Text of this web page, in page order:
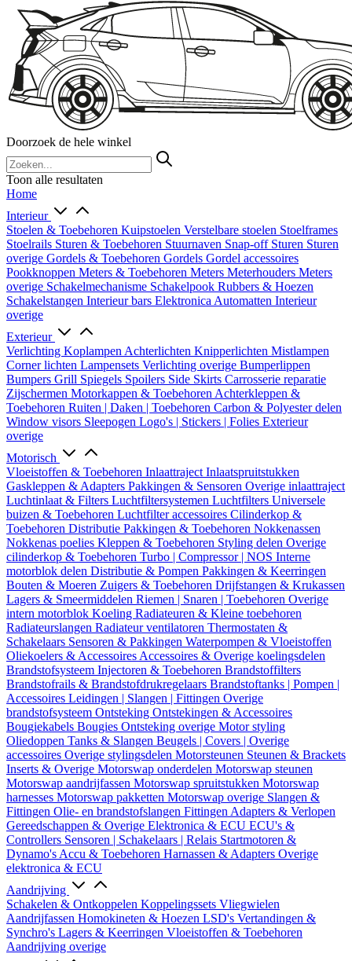
Doorzoek de hele winkel
Toon alle resultaten
Home
Interieur
Stoelen & Toebehoren Kuipstoelen Verstelbare stoelen Stoelframes
Stoelrails Sturen & Toebehoren Stuurnaven Snap-off Sturen Sturen
overige Gordels & Toebehoren Gordels Gordel accessoires
Pookknoppen Meters & Toebehoren Meters Meterhouders Meters
overige Schakelmechanisme Schakelpook Rubbers & Hoezen
Schakelstangen Interieur bars Elektronica Automatten Interieur
overige
Exterieur
Verlichting Koplampen Achterlichten Knipperlichten Mistlampen
Corner lichten Lampensets Verlichting overige Bumperlippen
Bumpers Grill Spiegels Spoilers Side Skirts Carrosserie reparatie
Zijschermen Motorkappen & Toebehoren Achterkleppen &
Toebehoren Ruiten | Daken | Toebehoren Carbon & Polyester delen
Window visors Sleepogen Logo's | Stickers | Folies Exterieur
overige
Motorisch
Vloeistoffen & Toebehoren Inlaattraject Inlaatspruitstukken
Gaskleppen & Adapters Pakkingen & Sensoren Overige inlaattraject
Luchtinlaat & Filters Luchtfiltersystemen Luchtfilters Universele
buizen & Toebehoren Luchtfilter accessoires Cilinderkop &
Toebehoren Distributie Pakkingen & Toebehoren Nokkenassen
Nokkenas poelies Kleppen & Toebehoren Styling delen Overige
cilinderkop & Toebehoren Turbo | Compressor | NOS Interne
motorblok delen Distributie & Pompen Pakkingen & Keerringen
Bouten & Moeren Zuigers & Toebehoren Drijfstangen & Krukassen
Lagers & Smeermiddelen Riemen | Snaren | Toebehoren Overige
intern motorblok Koeling Radiateuren & Kleine toebehoren
Radiateurslangen Radiateur ventilatoren Thermostaten &
Schakelaars Sensoren & Pakkingen Waterpompen & Vloeistoffen
Oliekoelers & Accessoires Accessoires & Overige koelingsdelen
Brandstofsysteem Injectoren & Toebehoren Brandstoffilters
Brandstofrails & Brandstofdrukregelaars Brandstoftanks | Pompen |
Accessoires Leidingen | Slangen | Fittingen Overige
brandstofsysteem Ontsteking Ontstekingen & Accessoires
Bougiekabels Bougies Ontsteking overige Motor styling
Oliedoppen Tanks & Slangen Beugels | Covers | Overige
accessoires Overige stylingsdelen Motorsteunen Steunen & Brackets
Inserts & Overige Motorswap onderdelen Motorswap steunen
Motorswap aandrijfassen Motorswap spruitstukken Motorswap
harnesses Motorswap pakketten Motorswap overige Slangen &
Fittingen Olie- en brandstofslangen Fittingen Adapters & Verlopen
Gereedschappen & Overige Elektronica & ECU ECU's &
Controllers Sensoren | Schakelaars | Relais Startmotoren &
Dynamo's Accu & Toebehoren Harnassen & Adapters Overige
elektronica & ECU
Aandrijving
Schakelen & Ontkoppelen Koppelingssets Vliegwielen
Aandrijfassen Homokineten & Hoezen LSD's Vertandingen &
Synchro's Lagers & Keerringen Vloeistoffen & Toebehoren
Aandrijving overige